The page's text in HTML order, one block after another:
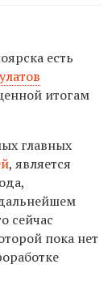
есть
итогам
главных
, является
сейчас
пока нет